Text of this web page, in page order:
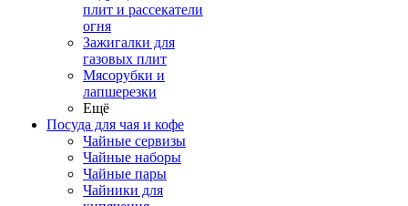
плит и рассекатели
огня
Зажигалки для
газовых плит
Мясорубки и
лапшерезки
Ещё
Посуда для чая и кофе
Чайные сервизы
Чайные наборы
Чайные пары
Чайники для